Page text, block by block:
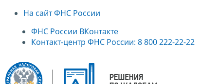
На сайт ФНС России
ФНС России ВКонтакте
Контакт-центр ФНС России: 8 800 222-22-22